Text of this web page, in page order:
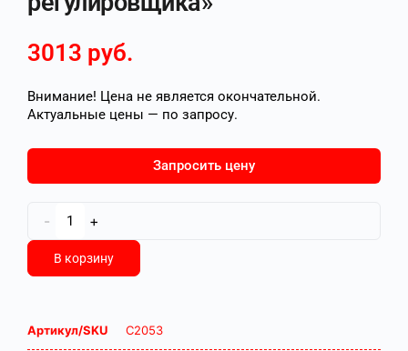
3013 руб.
Внимание! Цена не является окончательной.
Актуальные цены — по запросу.
Запросить цену
- +
В корзину
Артикул/SKU С2053